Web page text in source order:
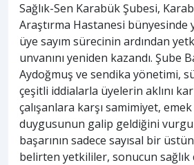
Sağlık-Sen Karabük Şubesi,
Araştırma Hastanesi
üye sayım sürecinin ardından
unvanını yeniden kazandı. Şube
Aydoğmuş ve sendika yönetimi,
çeşitli iddialarla üyelerin aklını
çalışanlara karşı samimiyet,
duygusunun galip geldiğini
başarının sadece sayısal bir
belirten yetkililer, sonucun sağlık